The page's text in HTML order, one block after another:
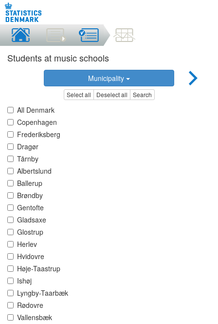
Students at music schools
Municipality
Select all Deselect all Search
All Denmark
Copenhagen
Frederiksberg
Dragør
Tårnby
Albertslund
Ballerup
Brøndby
Gentofte
Gladsaxe
Glostrup
Herlev
Hvidovre
Høje-Taastrup
Ishøj
Lyngby-Taarbæk
Rødovre
Vallensbæk